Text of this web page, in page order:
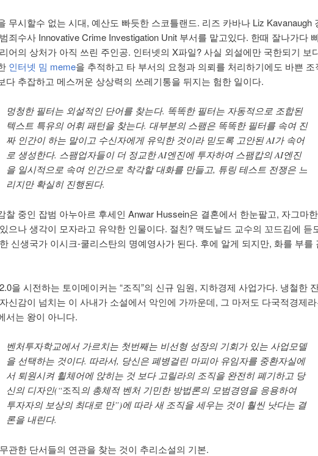
무시할수 없는 시대, 예산도 빠듯한 스코틀랜드. 리즈 카바나 Liz Kavanaugh
죄수사 Innovative Crime Investigation Unit 부서를 맡고있다. 한때 잘나가다
어의 상처가 아직 쓰린 주인공. 인터넷의 X파일? 사실 외설에만 국한되기 보
인터넷 밈 meme을 추적하고 타 부서의 요청과 의뢰를 처리하기에도 바쁜 조
다 추잡하고 메스꺼운 상상력의 쓰레기통을 뒤지는 험한 일이다.
멍청한 필터는 외설적인 단어를 찾는다. 똑똑한 필터는 자동적으로 조합된
텍스트 특유의 어휘 패턴을 찾는다. 대부분의 스팸은 똑똑한 필터를 속여 진
짜 인간이 하는 말이고 수신자에게 유익한 것이라 믿도록 고안된 AI가 속어
로 생성한다. 스팸업자들이 더 정교한 AI엔진에 투자하여 스팸캅의 AI엔진
을 일시적으로 속여 인간으로 착각할 대화를 만들고, 튜링 테스트 전쟁은 느
리지만 확실히 진행된다.
찰 중인 잡범 아누아르 후세인 Anwar Hussein은 결혼에서 한눈팔고, 자그마
으나 생각이 모자라고 유약한 인물이다. 절친? 맥도날드 교수의 꼬드김에 듣
신생국가 이시크-쿨리스탄의 명예영사가 된다. 후에 알게 되지만, 화를 부를
을 시전하는 토이메이커는 “조직”의 신규 임원, 지하경제 사업가다. 냉철한
신감이 넘치는 이 사내가 소설에서 악인에 가까운데, 그 마저도 다국적경제
서는 왕이 아니다.
벤처투자학교에서 가르치는 첫번째는 비선형 성장의 기회가 있는 사업모델
을 선택하는 것이다. 따라서, 당신은 폐병걸린 마피아 유임자를 중환자실에
서 퇴원시켜 휠체어에 앉히는 것 보다 고릴라의 조직을 완전히 폐기하고 당
신의 디자인(“조직의 총체적 벤처 기민한 방법론의 모범경영을 응용하여
투자자의 보상의 최대로 만”)에 따라 새 조직을 세우는 것이 훨씬 낫다는 결
론을 내린다.
관한 단서들의 연관을 찾는 것이 추리소설의 기본.